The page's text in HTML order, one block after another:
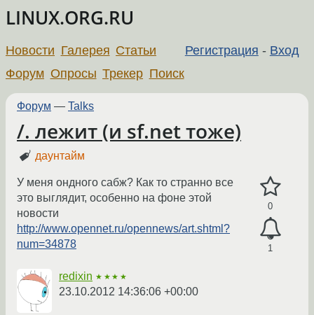
LINUX.ORG.RU
Регистрация - Вход
Новости Галерея Статьи
Форум Опросы Трекер Поиск
Форум — Talks
/. лежит (и sf.net тоже)
даунтайм
0
1
У меня ондного сабж? Как то странно все
это выглядит, особенно на фоне этой
новости
http://www.opennet.ru/opennews/art.shtml?
num=34878
redixin ★★★★
23.10.2012 14:36:06 +00:00